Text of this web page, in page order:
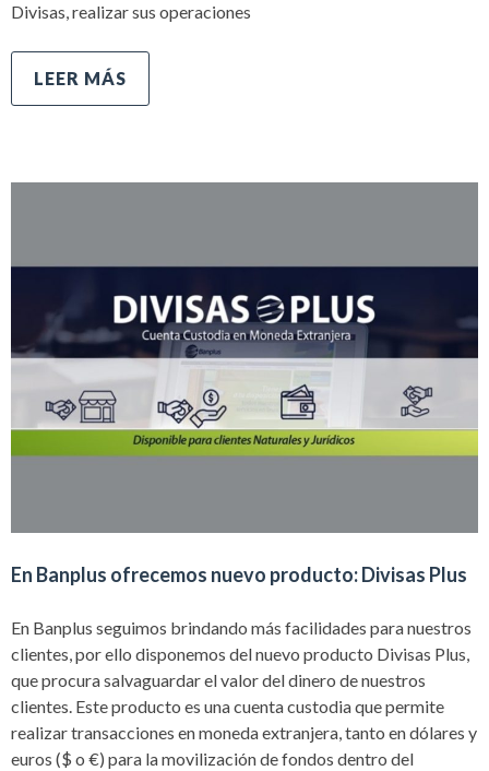
Divisas, realizar sus operaciones
LEER MÁS
En Banplus ofrecemos nuevo producto: Divisas Plus
En Banplus seguimos brindando más facilidades para nuestros
clientes, por ello disponemos del nuevo producto Divisas Plus,
que procura salvaguardar el valor del dinero de nuestros
clientes. Este producto es una cuenta custodia que permite
realizar transacciones en moneda extranjera, tanto en dólares y
euros ($ o €) para la movilización de fondos dentro del